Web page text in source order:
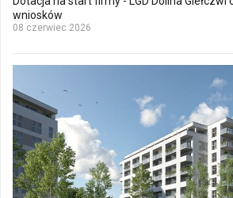
wniosków
08 czerwiec 2026